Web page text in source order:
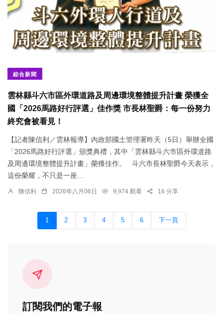
綜合新聞
雲林縣斗六市區外環道路及周邊環境整體提升計畫 榮獲全
國「2026馬路好行評選」佳作獎 市長林聖爵：每一份努力
終究會被看見！
【記者陳信利／雲林報導】內政部國土管理署昨天（5日）舉辦全國
「2026馬路好行評選」頒獎典禮，其中「雲林縣斗六市區外環道路
及周邊環境整體提升計畫」榮獲佳作。 斗六市長林聖爵今天表示，
這份榮耀，不只是一座...
陳信利 2026年八月06日 9,974 觀看 16 分享
1 2 3 4 5 6 下一頁
訂閱我們的電子報